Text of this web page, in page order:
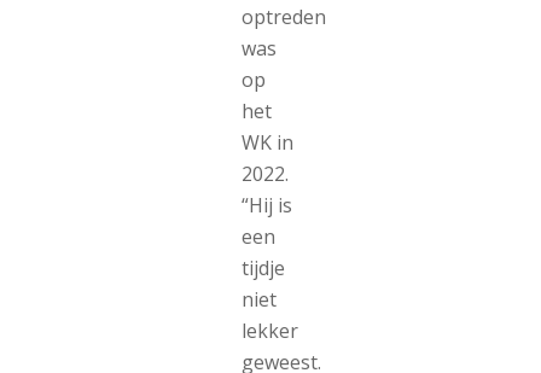
optreden
was
op
het
WK in
2022.
“Hij is
een
tijdje
niet
lekker
geweest.